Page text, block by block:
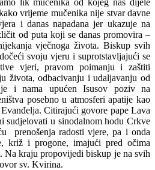
vrijeme mučenika nije stvar davne
i danas napadana jer ukazuje na
od puta koji se danas promovira –
vječnoga života. Biskup svih
svoju vjeru i suprotstavljajući se
vjeri, pravom poimanju i zaštiti
života, odbacivanju i udaljavanju od
i nama upućen Isusov poziv na
posebno u atmosferi apatije kao
Citirajući govore pape Lava
sudjelovati u sinodalnom hodu Crkve
prenošenja radosti vjere, pa i onda
križ i progone, imajući pred očima
kraju propovijedi biskup je na svih
sv. Kvirina.